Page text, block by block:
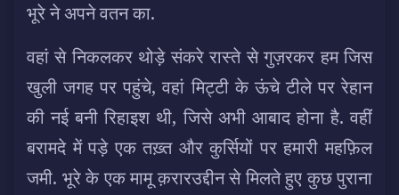
भूरे ने अपने वतन का.
वहां से निकलकर थोड़े संकरे रास्ते से गुज़रकर हम जिस
खुली जगह पर पहुंचे, वहां मिट्टी के ऊंचे टीले पर रेहान
की नई बनी रिहाइश थी, जिसे अभी आबाद होना है. वहीं
बरामदे में पड़े एक तख़्त और कुर्सियों पर हमारी महफ़िल
जमी. भूरे के एक मामू क़रारउद्दीन से मिलते हुए कुछ पुराना